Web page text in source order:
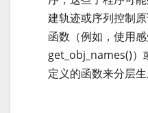
建轨迹或序列控制
函数（例如，使用
get_obj_names()）
定义的函数来分层生